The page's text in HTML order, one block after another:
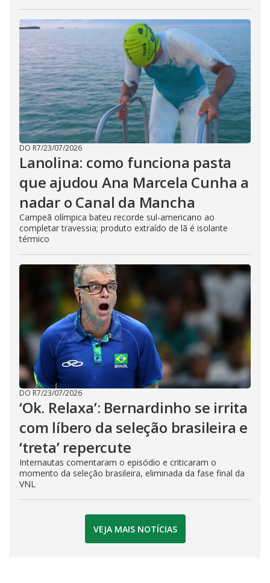
DO R7/23/07/2026
Lanolina: como funciona pasta
que ajudou Ana Marcela Cunha a
nadar o Canal da Mancha
Campeã olímpica bateu recorde sul-americano ao
completar travessia; produto extraído de lã é isolante
térmico
DO R7/23/07/2026
‘Ok. Relaxa’: Bernardinho se irrita
com líbero da seleção brasileira e
‘treta’ repercute
Internautas comentaram o episódio e criticaram o
momento da seleção brasileira, eliminada da fase final da
VNL
VEJA MAIS NOTÍCIAS